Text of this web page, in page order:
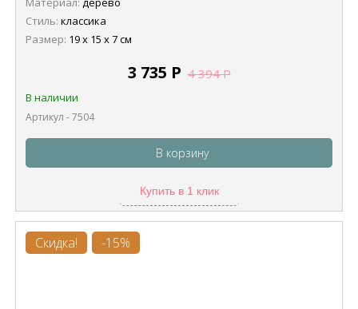
Стиль: классика
Размер: 19 х 15 х 7 см
3 735 Р 4 394Р
В наличии
Артикул - 7504
В корзину
Купить в 1 клик
Скидка! -15%